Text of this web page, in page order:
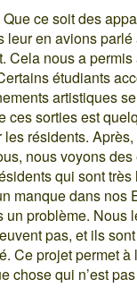
ce soit des
en avions
nous a permis
étudiants
artistiques
ces sorties est
résidents.
nous voyons
qui sont
manque dans nos
un problème. Nous
pas, et ils
Ce projet permet
chose qui n’est